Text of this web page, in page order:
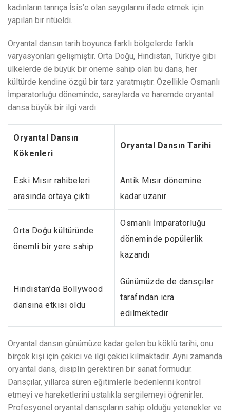
kadınların tanrıça İsis’e olan saygılarını ifade etmek için
yapılan bir ritüeldi.
Oryantal dansın tarih boyunca farklı bölgelerde farklı
varyasyonları gelişmiştir. Orta Doğu, Hindistan, Türkiye gibi
ülkelerde de büyük bir öneme sahip olan bu dans, her
kültürde kendine özgü bir tarz yaratmıştır. Özellikle Osmanlı
İmparatorluğu döneminde, saraylarda ve haremde oryantal
dansa büyük bir ilgi vardı.
Oryantal Dansın
Kökenleri
Oryantal Dansın Tarihi
Eski Mısır rahibeleri
arasında ortaya çıktı
Antik Mısır dönemine
kadar uzanır
Orta Doğu kültüründe
önemli bir yere sahip
Osmanlı İmparatorluğu
döneminde popülerlik
kazandı
Hindistan’da Bollywood
dansına etkisi oldu
Günümüzde de dansçılar
tarafından icra
edilmektedir
Oryantal dansın günümüze kadar gelen bu köklü tarihi, onu
birçok kişi için çekici ve ilgi çekici kılmaktadır. Aynı zamanda
oryantal dans, disiplin gerektiren bir sanat formudur.
Dansçılar, yıllarca süren eğitimlerle bedenlerini kontrol
etmeyi ve hareketlerini ustalıkla sergilemeyi öğrenirler.
Profesyonel oryantal dansçıların sahip olduğu yetenekler ve